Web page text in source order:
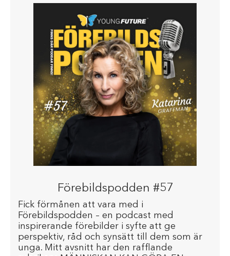
Förebildspodden #57
Fick förmånen att vara med i
Förebildspodden – en podcast med
inspirerande förebilder i syfte att ge
perspektiv, råd och synsätt till dem som är
unga. Mitt avsnitt har den rafflande